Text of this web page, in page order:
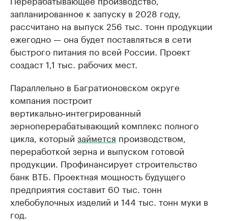
запланированное к запуску в 2028 году,
рассчитано на выпуск 256 тыс. тонн продукции
ежегодно — она будет поставляться в сети
быстрого питания по всей России. Проект
создаст 1,1 тыс. рабочих мест.
Параллельно в Багратионовском округе
компания построит
вертикально‑интегрированный
зерноперерабатывающий комплекс полного
цикла, который займется производством,
переработкой зерна и выпуском готовой
продукции. Профинансирует строительство
банк ВТБ. Проектная мощность будущего
предприятия составит 60 тыс. тонн
хлебобулочных изделий и 144 тыс. тонн муки в
год.